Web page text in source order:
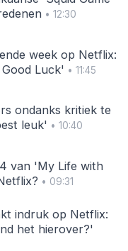
• 12:30
week op Netflix:
Luck' • 11:45
ondanks kritiek te
leuk' • 10:40
van 'My Life with
• 09:31
indruk op Netflix:
het hierover?'